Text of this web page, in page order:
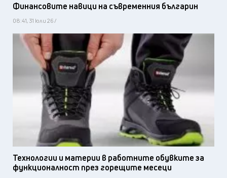
Финансовите навици на съвременния българин
08:41, 31 юли 26 /
Технологии и материи в работните обувките за
функционалност през горещите месеци